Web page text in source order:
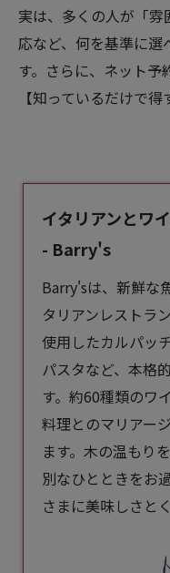
実は、多くの人が「
応など、何を基準に選
す。さらに、ネット予
【知っているだけで
イタリアンとワ
- Barry's
Barry'sは、新鮮な
タリアンレストラ
使用したカルパッ
パスタなど、本格
す。約60種類のワ
料理とのマリアー
ます。木の温もり
別なひとときをお
さまに美味しさと